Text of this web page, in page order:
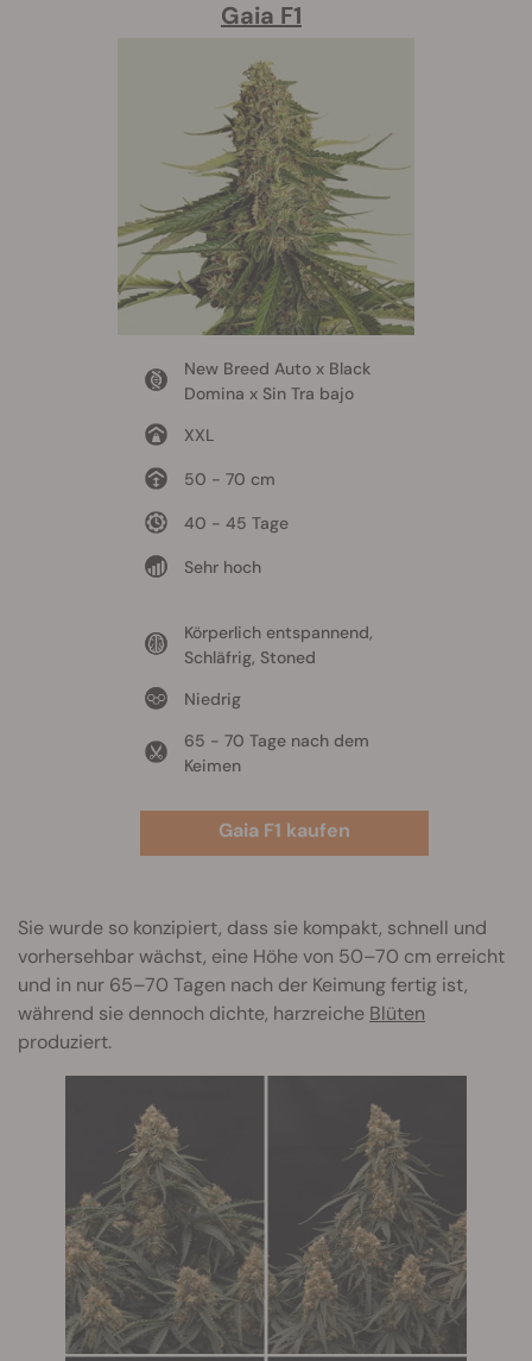
Gaia F1
New Breed Auto x Black
Domina x Sin Tra bajo
XXL
50 - 70 cm
40 - 45 Tage
Sehr hoch
Körperlich entspannend,
Schläfrig, Stoned
Niedrig
65 - 70 Tage nach dem
Keimen
Gaia F1 kaufen
Sie wurde so konzipiert, dass sie kompakt, schnell und
vorhersehbar wächst, eine Höhe von 50–70 cm erreicht
und in nur 65–70 Tagen nach der Keimung fertig ist,
während sie dennoch dichte, harzreiche Blüten
produziert.